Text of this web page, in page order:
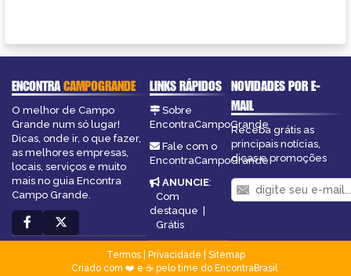
ENCONTRACAMPOGRANDE
O melhor de Campo
Grande num só lugar!
Dicas, onde ir, o que fazer,
as melhores empresas,
locais, serviços e muito
mais no guia Encontra
Campo Grande.
LINKS RÁPIDOS
Sobre
EncontraCampoGrande
Fale com o
EncontraCampoGrande
ANUNCIE:
Com
destaque
Grátis
NOVIDADES POR E-
MAIL
Receba grátis as
principais notícias,
dicas e promoções
Termos| Privacidade
Sitemap
Criado com ❤️ e ☕ pelo time do EncontraBrasil